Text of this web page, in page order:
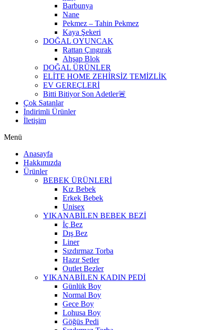
Barbunya
Nane
Pekmez – Tahin Pekmez
Kaya Şekeri
DOĞAL OYUNCAK
Rattan Çıngırak
Ahşap Blok
DOĞAL ÜRÜNLER
ELİTE HOME ZEHİRSİZ TEMİZLİK
EV GEREÇLERİ
Bitti Bitiyor Son Adetler🚨
Çok Satanlar
İndirimli Ürünler
İletişim
Menü
Anasayfa
Hakkımızda
Ürünler
BEBEK ÜRÜNLERİ
Kız Bebek
Erkek Bebek
Unisex
YIKANABİLEN BEBEK BEZİ
İç Bez
Dış Bez
Liner
Sızdırmaz Torba
Hazır Setler
Outlet Bezler
YIKANABİLEN KADIN PEDİ
Günlük Boy
Normal Boy
Gece Boy
Lohusa Boy
Göğüs Pedi